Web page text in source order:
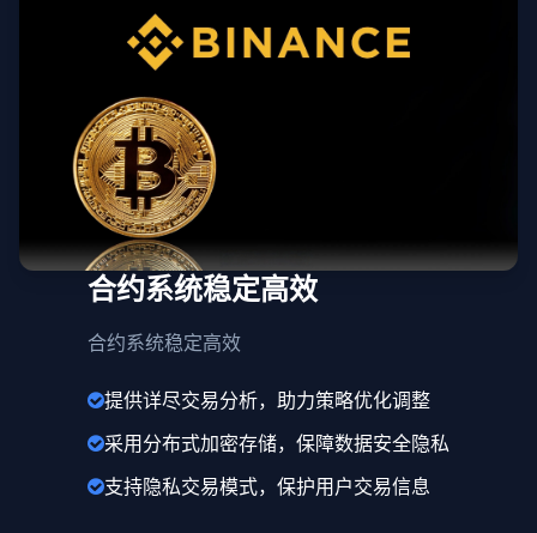
合约系统稳定高效
合约系统稳定高效
提供详尽交易分析，助力策略优化调整
采用分布式加密存储，保障数据安全隐私
支持隐私交易模式，保护用户交易信息